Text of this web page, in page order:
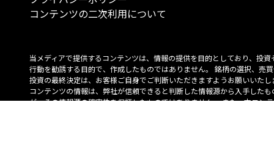
コンテンツの二次利用について
当メディアで提供するコンテンツは、情報の提供を目的としており、投資
行動を勧誘する目的で、作成したものではありません。 銘柄の選択、売
投資の最終決定は、お客様ご自身でご判断いただきますようお願いいたし
コンテンツの情報は、弊社が信頼できると判断した情報源から入手したも
が、その情報源の確実性を保証したものではありません。 また、本コン